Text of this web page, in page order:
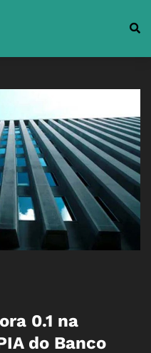
0.1 na
do Banco